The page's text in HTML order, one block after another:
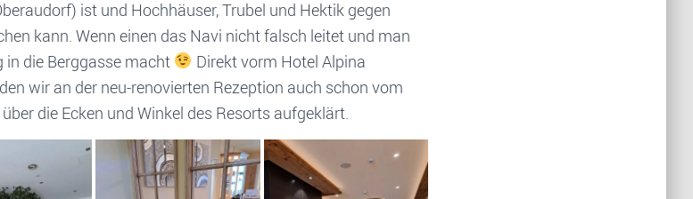
ist und Hochhäuser, Trubel und Hektik gegen
kann. Wenn einen das Navi nicht falsch leitet und man
die Berggasse macht
Direkt vorm Hotel Alpina
wir an der neu-renovierten Rezeption auch schon vom
die Ecken und Winkel des Resorts aufgeklärt.